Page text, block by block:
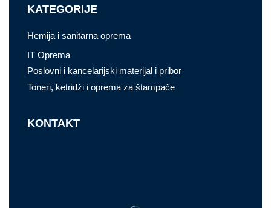
KATEGORIJE
Hemija i sanitarna oprema
IT Oprema
Poslovni i kancelarijski materijal i pribor
Toneri, ketridži i oprema za štampače
KONTAKT